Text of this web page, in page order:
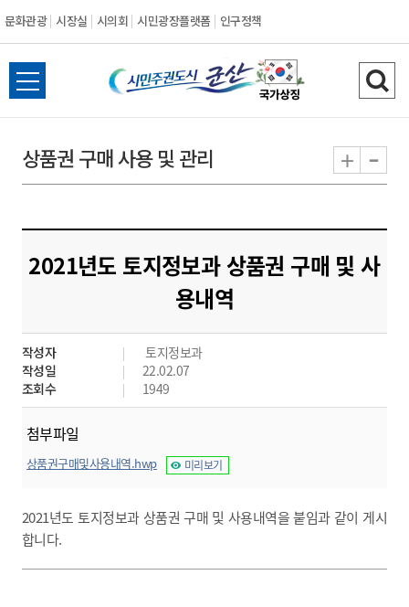
문화관광 시장실 시의회 시민광장플랫폼 인구정책
시
민
주
도
시
군
산
전
체
뉴
열
검
색
기
상품권 구매 사용 및 관리 + -
2021년도 토지정보과 상품권 구매 및 사
용내역
작성자
토지정보과
작성일
22.02.07
조회수
1949
첨부파일
상품권구매및사용내역.hwp 미리보기
2021년도 토지정보과 상품권 구매 및 사용내역을 붙임과 같이 게시
합니다.